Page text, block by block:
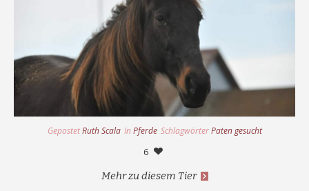
GepostetRuth Scala In Pferde SchlagwörterPaten gesucht
6
Mehr zu diesem Tier